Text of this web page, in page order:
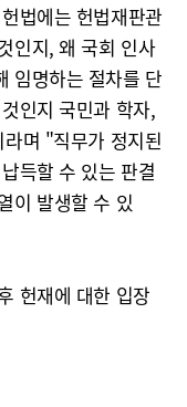
법에는 헌법재판관
인지, 왜 국회 인사
임명하는 절차를 단
인지 국민과 학자,
며 "직무가 정지된
득할 수 있는 판결
이 발생할 수 있
헌재에 대한 입장